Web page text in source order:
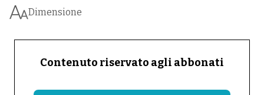
Dimensione
Contenuto riservato agli abbonati